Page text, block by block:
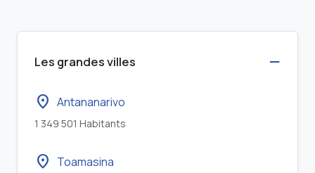
Les grandes villes
location_on Antananarivo
1 349 501 Habitants
location_on Toamasina